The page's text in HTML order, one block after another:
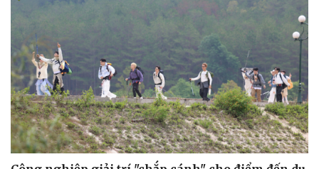
Doanh nghiệp
Thông tin doanh nghiệp
Doanh nghiệp 24h
Doanh nhân
Vì cộng đồng
Công nghệ
Sành điệu
Tin Công nghệ
Trải nghiệm
Chuyển đổi số